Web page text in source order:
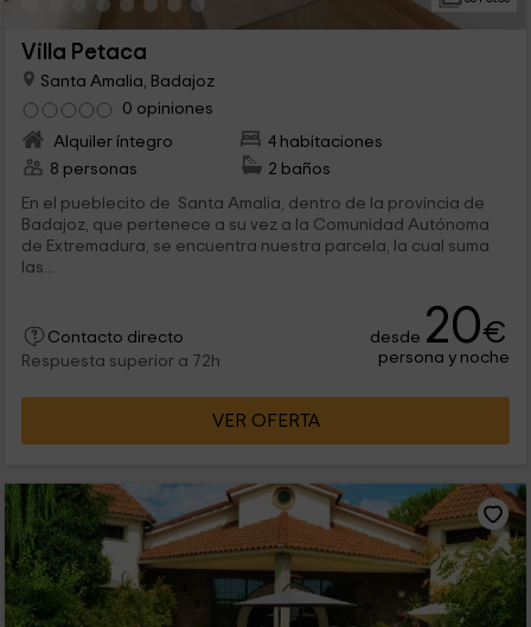
Villa Petaca
Santa Amalia, Badajoz
0 opiniones
Alquiler íntegro
4 habitaciones
8 personas
2 baños
En el pueblecito de Santa Amalia, dentro de la provincia de
Badajoz, que pertenece a su vez a la Comunidad Autónoma
de Extremadura, se encuentra nuestra parcela, la cual suma
las...
Contacto directo
Respuesta superior a 72h
desde 20€
persona y noche
VER OFERTA